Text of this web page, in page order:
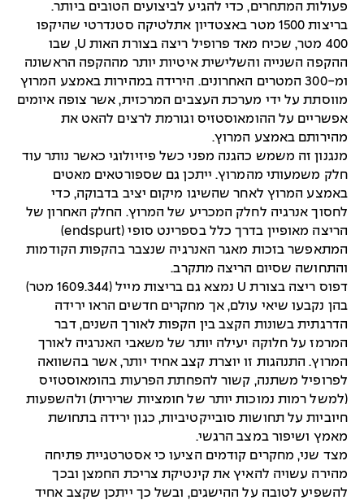
פעולות המתחרים, כדי להגיע לביצועים הטובים ביותר.
בריצות 1500 מטר באצטדיון אתלטיקה סטנדרטי שהיקפו
400 מטר, שכיח מאד פרופיל ריצה בצורת האות U, שבו
ההקפה השנייה והשלישית איטיות יותר מההקפה הראשונה
ומ-300 המטרים האחרונים. הירידה במהירות באמצע המרוץ
מווסתת על ידי מערכת העצבים המרכזית, אשר צופה איומים
אפשריים על ההומאוסטזיס וגורמת לרצים להאט את
מהירותם באמצע המרוץ.
מנגנון זה משמש כהגנה מפני כשל פיזיולוגי כאשר נותר עוד
חלק משמעותי מהמרוץ. ייתכן גם שספורטאים מאטים
באמצע המרוץ לאחר שהשיגו מיקום יציב בדבוקה, כדי
לחסוך אנרגיה לחלק המכריע של המרוץ. החלק האחרון של
הריצה מאופיין בדרך כלל בספרינט סופי (endspurt)
המתאפשר בזכות מאגר האנרגיה שנצבר בהקפות הקודמות
והתחושה שסיום הריצה מתקרב.
דפוס ריצה בצורת U נמצא גם בריצות מייל (1609.344 מטר)
בהן נקבעו שיאי עולם, אך מחקרים חדשים הראו ירידה
הדרגתית בשונות הקצב בין הקפות לאורך השנים, דבר
המרמז על חלוקה יעילה יותר של משאבי האנרגיה לאורך
המרוץ. התנהגות זו יוצרת קצב אחיד יותר, אשר בהשוואה
לפרופיל משתנה, קשור להפחתת הפרעות בהומאוסטזיס
(למשל רמות נמוכות יותר של חומציות שרירית) ולהשפעות
חיוביות על תחושות סובייקטיביות, כגון ירידה בתחושת
מאמץ ושיפור במצב הרגשי.
מצד שני, מחקרים קודמים הציעו כי אסטרטגיית פתיחה
מהירה עשויה להאיץ את קינטיקת צריכת החמצן ובכך
להשפיע לטובה על ההישגים, ובשל כך ייתכן שקצב אחיד